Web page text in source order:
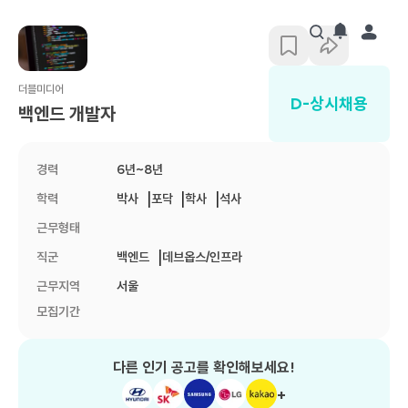
더블미디어
백엔드 개발자 D-상시채용
경력
6년~8년
학력
박사 |포닥 |학사 |석사
근무형태
직군
백엔드 |데브옵스/인프라
근무지역
서울
모집기간
다른 인기 공고를 확인해보세요!
+